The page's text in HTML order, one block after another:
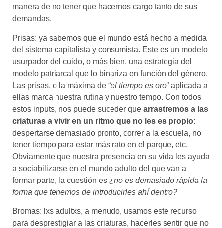
manera de no tener que hacernos cargo tanto de sus
demandas.
Prisas: ya sabemos que el mundo está hecho a medida
del sistema capitalista y consumista. Este es un modelo
usurpador del cuido, o más bien, una estrategia del
modelo patriarcal que lo binariza en función del género.
Las prisas, o la máxima de “el tiempo es oro” aplicada a
ellas marca nuestra rutina y nuestro tempo. Con todos
estos inputs, nos puede suceder que arrastremos a las
criaturas a vivir en un ritmo que no les es propio:
despertarse demasiado pronto, correr a la escuela, no
tener tiempo para estar más rato en el parque, etc.
Obviamente que nuestra presencia en su vida les ayuda
a sociabilizarse en el mundo adulto del que van a
formar parte, la cuestión es ¿no es demasiado rápida la
forma que tenemos de introducirles ahí dentro?
Bromas: lxs adultxs, a menudo, usamos este recurso
para desprestigiar a las criaturas, hacerles sentir que no